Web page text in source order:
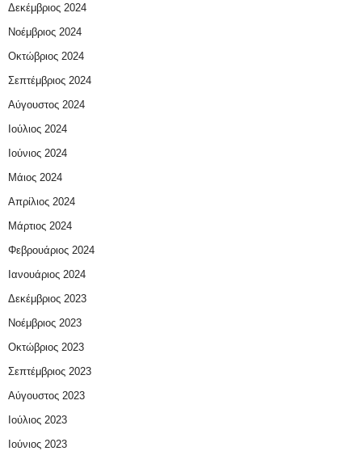
Δεκέμβριος 2024
Νοέμβριος 2024
Οκτώβριος 2024
Σεπτέμβριος 2024
Αύγουστος 2024
Ιούλιος 2024
Ιούνιος 2024
Μάιος 2024
Απρίλιος 2024
Μάρτιος 2024
Φεβρουάριος 2024
Ιανουάριος 2024
Δεκέμβριος 2023
Νοέμβριος 2023
Οκτώβριος 2023
Σεπτέμβριος 2023
Αύγουστος 2023
Ιούλιος 2023
Ιούνιος 2023